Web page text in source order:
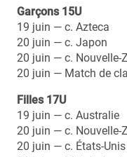
Garçons 15U
19 juin — c. Azteca
20 juin — c. Japon
20 juin — c. Nouvelle-
20 juin — Match de
Filles 17U
19 juin — c. Australie
20 juin — c. Nouvelle-
20 juin — c. États-Unis